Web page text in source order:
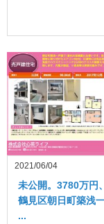
2021/06/04
未公開。3780万円
鶴見区朝日町築浅一
...